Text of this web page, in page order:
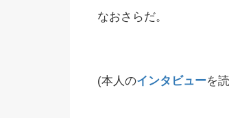
なおさらだ。
(本人のインタビューを